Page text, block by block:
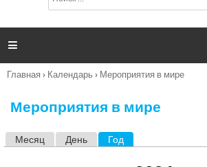
п
и

Вы
Главная › Календарь › Мероприятия в мире
Мероприятия в мире
Месяц День Год